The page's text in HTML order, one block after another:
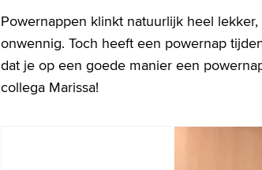
Powernappen klinkt natuurlijk heel
onwennig. Toch heeft een powernap
dat je op een goede manier een
collega Marissa!